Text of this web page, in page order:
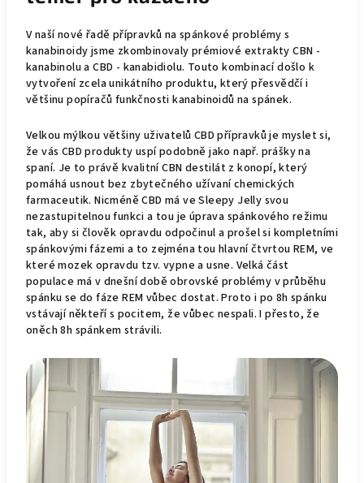
V naší nové řadě přípravků na spánkové problémy s
kanabinoidy jsme zkombinovaly prémiové extrakty CBN -
kanabinolu a CBD - kanabidiolu. Touto kombinací došlo k
vytvoření zcela unikátního produktu, který přesvědčí i
většinu popíračů funkčnosti kanabinoidů na spánek.
Velkou mýlkou většiny uživatelů CBD přípravků je myslet si,
že vás CBD produkty uspí podobně jako např. prášky na
spaní. Je to právě kvalitní CBN destilát z konopí, který
pomáhá usnout bez zbytečného užívaní chemických
farmaceutik. Nicméně CBD má ve Sleepy Jelly svou
nezastupitelnou funkci a tou je úprava spánkového režimu
tak, aby si člověk opravdu odpočinul a prošel si kompletními
spánkovými fázemi a to zejména tou hlavní čtvrtou REM, ve
které mozek opravdu tzv. vypne a usne. Velká část
populace má v dnešní době obrovské problémy v průběhu
spánku se do fáze REM vůbec dostat. Proto i po 8h spánku
vstávají někteří s pocitem, že vůbec nespali. I přesto, že
oněch 8h spánkem strávili.